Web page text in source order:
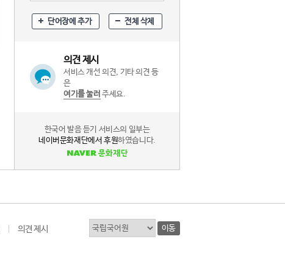
단어장에 추가 전체 삭제
의견 제시
서비스 개선 의견, 기타 의견 등
은
여기를 눌러 주세요.
한국어 발음 듣기 서비스의 일부는
네이버문화재단에서 후원하였습니다.
의견 제시 이동